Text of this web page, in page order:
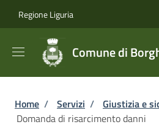
Regione Liguria
Comune di
Briciole di pane
Home / Servizi / Giustizia e
Domanda di risarcimento danni